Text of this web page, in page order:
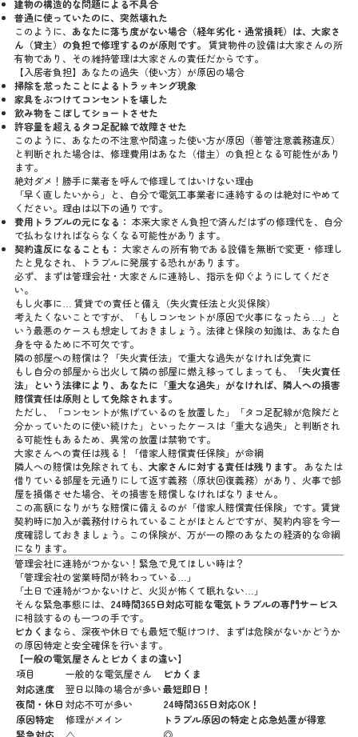
建物の構造的な問題による不具合
普通に使っていたのに、突然壊れた
このように、 あなたに落ち度がない場合（経年劣化・通常損耗）は、大家さ
ん（貸主）の負担で修理するのが原則です。 賃貸物件の設備は大家さんの所
有物であり、その維持管理は大家さんの責任だからです。
【入居者負担】あなたの過失（使い方）が原因の場合
掃除を怠ったことによるトラッキング現象
家具をぶつけてコンセントを壊した
飲み物をこぼしてショートさせた
許容量を超えるタコ足配線で故障させた
このように、あなたの不注意や間違った使い方が原因（善管注意義務違反）
と判断された場合は、修理費用はあなた（借主）の負担となる可能性があり
ます。
絶対ダメ！勝手に業者を呼んで修理してはいけない理由
「早く直したいから」と、自分で電気工事業者に連絡するのは絶対にやめて
ください。理由は以下の通りです。
費用トラブルの元になる： 本来大家さん負担で済んだはずの修理代を、自分
で払わなければならなくなる可能性があります。
契約違反になることも： 大家さんの所有物である設備を無断で変更・修理し
たと見なされ、トラブルに発展する恐れがあります。
必ず、まずは管理会社・大家さんに連絡し、指示を仰ぐようにしてくださ
い。
もし火事に… 賃貸での責任と備え（失火責任法と火災保険）
考えたくないことですが、「もしコンセントが原因で火事になったら…」と
いう最悪のケースも想定しておきましょう。法律と保険の知識は、あなた自
身を守るために不可欠です。
隣の部屋への賠償は？「失火責任法」で重大な過失がなければ免責に
もし自分の部屋から出火して隣の部屋に燃え移ってしまっても、
「失火責任
法」という法律により、あなたに「重大な過失」がなければ、隣人への損害
賠償責任は原則として免除されます。
ただし、「コンセントが焦げているのを放置した」「タコ足配線が危険だと
分かっていたのに使い続けた」といったケースは「重大な過失」と判断され
る可能性もあるため、異常の放置は禁物です。
大家さんへの責任は残る！「借家人賠償責任保険」が命綱
隣人への賠償は免除されても、 大家さんに対する責任は残ります。
あなたは
借りている部屋を元通りにして返す義務（原状回復義務）があり、火事で部
屋を損傷させた場合、その損害を賠償しなければなりません。
この高額になりがちな賠償に備えるのが「借家人賠償責任保険」です。賃貸
契約時に加入が義務付けられていることがほとんどですが、契約内容を今一
度確認しておきましょう。この保険が、万が一の際のあなたの経済的な命綱
になります。
管理会社に連絡がつかない！緊急で見てほしい時は？
「管理会社の営業時間が終わっている…」
「土日で連絡がつかないけど、火災が怖くて眠れない…」
そんな緊急事態には、 24時間365日対応可能な電気トラブルの専門サービス
に相談するのも一つの手です。
ピカくま なら、深夜や休日でも最短で駆けつけ、まずは危険がないかどうか
の原因特定と安全確保を行います。
【一般の電気屋さんとピカくまの違い】
項目
一般的な電気屋さん
ピカくま
対応速度
翌日以降の場合が多い最短即日！
夜間・休日 対応不可が多い
24時間365日対応OK！
原因特定
修理がメイン
トラブル原因の特定と応急処置が得意